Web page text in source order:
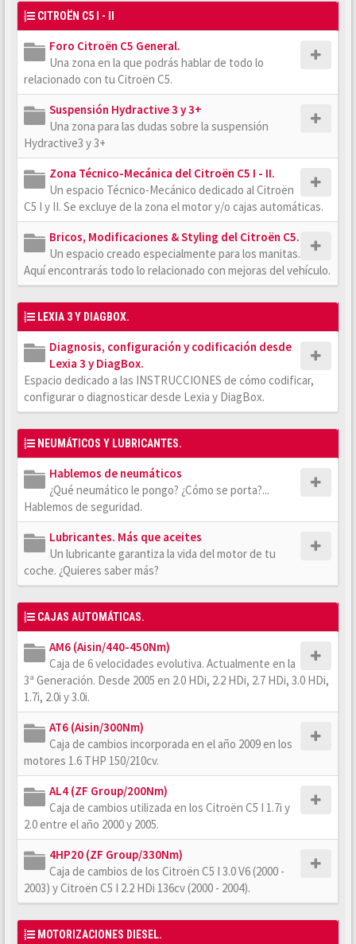
CITROËN C5 I - II
Foro Citroën C5 General.
Una zona en la que podrás hablar de todo lo
relacionado con tu Citroën C5.
Suspensión Hydractive 3 y 3+
Una zona para las dudas sobre la suspensión
Hydractive3 y 3+
Zona Técnico-Mecánica del Citroën C5 I - II.
Un espacio Técnico-Mecánico dedicado al Citroën
C5 I y II. Se excluye de la zona el motor y/o cajas automáticas.
Bricos, Modificaciones & Styling del Citroën C5.
Un espacio creado especialmente para los manitas.
Aquí encontrarás todo lo relacionado con mejoras del vehículo.
LEXIA 3 Y DIAGBOX.
Diagnosis, configuración y codificación desde
Lexia 3 y DiagBox.
Espacio dedicado a las INSTRUCCIONES de cómo codificar,
configurar o diagnosticar desde Lexia y DiagBox.
NEUMÁTICOS Y LUBRICANTES.
Hablemos de neumáticos
¿Qué neumático le pongo? ¿Cómo se porta?...
Hablemos de seguridad.
Lubricantes. Más que aceites
Un lubricante garantiza la vida del motor de tu
coche. ¿Quieres saber más?
CAJAS AUTOMÁTICAS.
AM6 (Aisin/440-450Nm)
Caja de 6 velocidades evolutiva. Actualmente en la
3ª Generación. Desde 2005 en 2.0 HDi, 2.2 HDi, 2.7 HDi, 3.0 HDi,
1.7i, 2.0i y 3.0i.
AT6 (Aisin/300Nm)
Caja de cambios incorporada en el año 2009 en los
motores 1.6 THP 150/210cv.
AL4 (ZF Group/200Nm)
Caja de cambios utilizada en los Citroën C5 I 1.7i y
2.0 entre el año 2000 y 2005.
4HP20 (ZF Group/330Nm)
Caja de cambios de los Citroën C5 I 3.0 V6 (2000 -
2003) y Citroën C5 I 2.2 HDi 136cv (2000 - 2004).
MOTORIZACIONES DIESEL.